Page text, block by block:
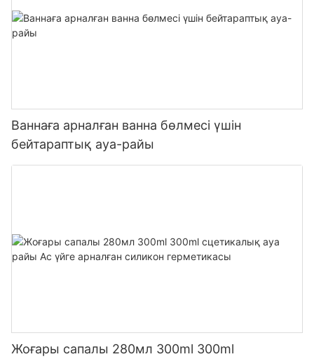
Ваннаға арналған ванна бөлмесі үшін
бейтараптық ауа-райы
Жоғары сапалы 280мл 300ml 300ml